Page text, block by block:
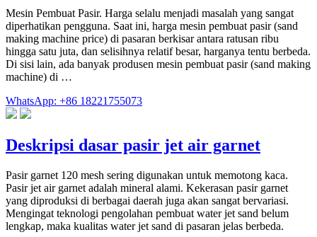
Mesin Pembuat Pasir. Harga selalu menjadi masalah yang sangat
diperhatikan pengguna. Saat ini, harga mesin pembuat pasir (sand
making machine price) di pasaran berkisar antara ratusan ribu
hingga satu juta, dan selisihnya relatif besar, harganya tentu berbeda.
Di sisi lain, ada banyak produsen mesin pembuat pasir (sand making
machine) di …
WhatsApp: +86 18221755073
Deskripsi dasar pasir jet air garnet
Pasir garnet 120 mesh sering digunakan untuk memotong kaca.
Pasir jet air garnet adalah mineral alami. Kekerasan pasir garnet
yang diproduksi di berbagai daerah juga akan sangat bervariasi.
Mengingat teknologi pengolahan pembuat water jet sand belum
lengkap, maka kualitas water jet sand di pasaran jelas berbeda.